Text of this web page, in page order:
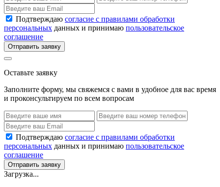
Подтверждаю согласие с правилами обработки
персональных данных и принимаю пользовательское
соглашение
Отправить заявку
Оставьте заявку
Заполните форму, мы свяжемся с вами в удобное для вас время
и проконсультируем по всем вопросам
Подтверждаю согласие с правилами обработки
персональных данных и принимаю пользовательское
соглашение
Отправить заявку
Загрузка...